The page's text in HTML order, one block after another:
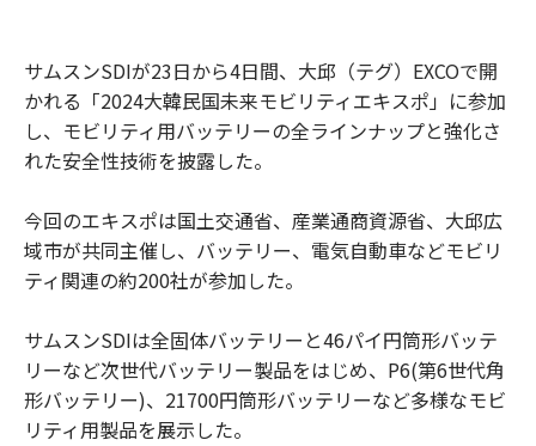
サムスンSDIが23日から4日間、大邱（テグ）EXCOで開
かれる「2024大韓民国未来モビリティエキスポ」に参加
し、モビリティ用バッテリーの全ラインナップと強化さ
れた安全性技術を披露した。
今回のエキスポは国土交通省、産業通商資源省、大邱広
域市が共同主催し、バッテリー、電気自動車などモビリ
ティ関連の約200社が参加した。
サムスンSDIは全固体バッテリーと46パイ円筒形バッテ
リーなど次世代バッテリー製品をはじめ、P6(第6世代角
形バッテリー)、21700円筒形バッテリーなど多様なモビ
リティ用製品を展示した。